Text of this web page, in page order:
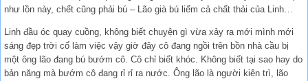
như lồn này, chết cũng phải bú – Lão già bú liếm cả chất thải của Linh…
Linh đầu óc quay cuồng, không biết chuyện gì vừa xảy ra mới mình mới
sáng đẹp trời cố làm việc vậy giờ đây cô đang ngồi trên bồn nhà cầu bị
một ông lão đang bú bướm cô. Cô chỉ biết khóc. Không biết tại sao hay do
bản năng mà bướm cô đang rỉ rỉ ra nước. Ông lão là người kiên trì, lão